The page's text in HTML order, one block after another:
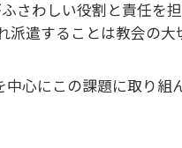
さわしい役割と責任を
遣することは教会の大
心にこの課題に取り組